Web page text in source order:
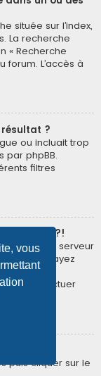
vous
située sur l’index,
La recherche
« Recherche
L’accès à
résultat ?
ou incluait trop
par phpBB.
filtres
blanche ?!
que le serveur
et essayez
dans la
effectuer
?
puis cliquer sur le